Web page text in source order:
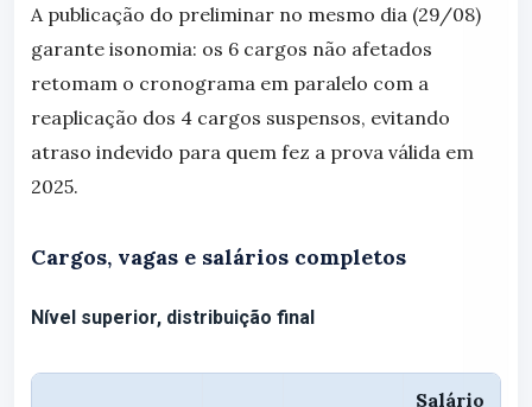
A publicação do preliminar no mesmo dia (29/08)
garante isonomia: os 6 cargos não afetados
retomam o cronograma em paralelo com a
reaplicação dos 4 cargos suspensos, evitando
atraso indevido para quem fez a prova válida em
2025.
Cargos, vagas e salários completos
Nível superior, distribuição final
Salário